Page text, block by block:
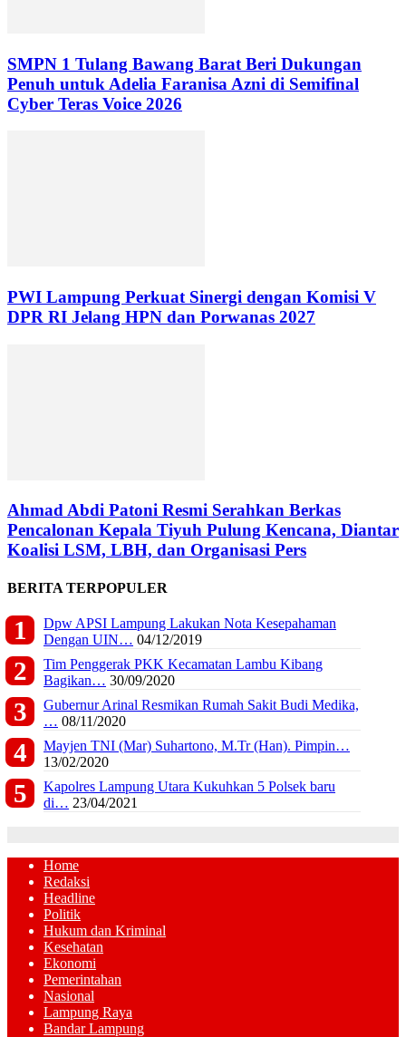
SMPN 1 Tulang Bawang Barat Beri Dukungan
Penuh untuk Adelia Faranisa Azni di Semifinal
Cyber Teras Voice 2026
PWI Lampung Perkuat Sinergi dengan Komisi V
DPR RI Jelang HPN dan Porwanas 2027
Ahmad Abdi Patoni Resmi Serahkan Berkas
Pencalonan Kepala Tiyuh Pulung Kencana, Diantar
Koalisi LSM, LBH, dan Organisasi Pers
BERITA TERPOPULER
Dpw APSI Lampung Lakukan Nota Kesepahaman
Dengan UIN… 04/12/2019
Tim Penggerak PKK Kecamatan Lambu Kibang
Bagikan… 30/09/2020
Gubernur Arinal Resmikan Rumah Sakit Budi Medika,
… 08/11/2020
Mayjen TNI (Mar) Suhartono, M.Tr (Han). Pimpin…
13/02/2020
Kapolres Lampung Utara Kukuhkan 5 Polsek baru
di… 23/04/2021
Home
Redaksi
Headline
Politik
Hukum dan Kriminal
Kesehatan
Ekonomi
Pemerintahan
Nasional
Lampung Raya
Bandar Lampung